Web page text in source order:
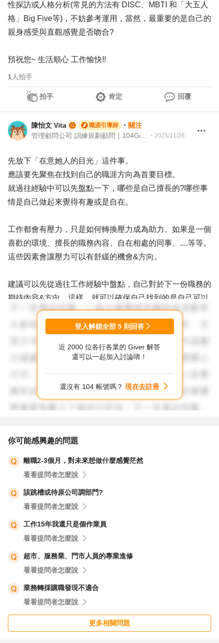
性探訪或人格分析(常見的方法有 DISC、MBTI 和「大五人
格」Big Five等)，不妨參考運用，當然，最重要的是自己的
親身感受與直觀感覺是否吻合?
預祝您~ 生活順心 工作愉快!!
1 人拍手
拍手 肯定 回覆
陳怡文 Vita 職涯引導師 ・ 關注
・ 2025/11/26
先放下「在意她人的目光」這件事。
應該要先聚焦在找到自己的職涯方向為首要目標。
就過往經驗中可以先盤點一下，哪些是自己擅長的?哪些事
情是自己做起來覺得有趣或是自在。
工作都會有壓力，只是如何轉換壓力成為助力。如果是一個
喜歡的環境、擅長的職務內容、自在相處的同事、....等等。
這些因素會讓壓力可以有舒緩的機會&方向。
建議可以先從過往工作經驗中盤點，自己對於下一份職務的
期待內容&方向。這樣，就可以確保自己找到的是自己可以
勝任或願意撐一下的工作。相對，短期離開的機率就會降
低，才能越來越好。
分享我的經驗給你。
登入解鎖全部 5 則回答
近 2000 位各行各業的 Giver 解答
還可以一起加入討論唷！
還沒有 104 帳號嗎？ 現在去註冊
你可能感興趣的問題
離職2-3個月，對未來想做什麼感覺茫然
看看提問者怎麼說
該跳槽或待原公司調部門?
看看提問者怎麼說
工作15年我還只是個作業員
看看提問者怎麼說
超市、服務業、門市人員的專業進修
看看提問者怎麼說
業務轉採購職發現不適合
看看提問者怎麼說
更多相關問題